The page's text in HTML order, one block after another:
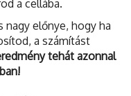
a cellába.
nagy előnye, hogy ha
a számítást
tehát azonnal